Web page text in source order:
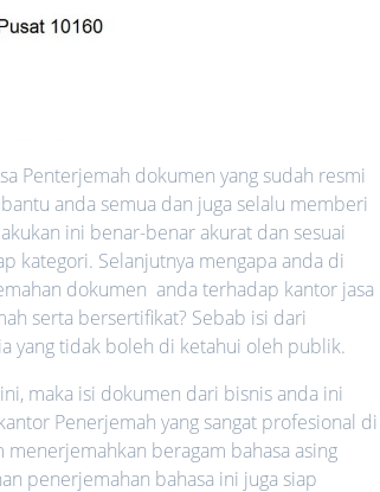
Penterjemah dokumen yang sudah resmi
anda semua dan juga selalu memberi
ini benar-benar akurat dan sesuai
kategori. Selanjutnya mengapa anda di
dokumen anda terhadap kantor jasa
serta bersertifikat? Sebab isi dari
yang tidak boleh di ketahui oleh publik.
maka isi dokumen dari bisnis anda ini
Penerjemah yang sangat profesional di
beragam bahasa asing
penerjemahan bahasa ini juga siap